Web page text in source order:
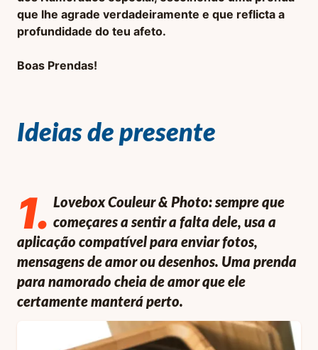
que lhe agrade verdadeiramente e que reflicta a
profundidade do teu afeto.
Boas Prendas!
Ideias de presente
1. Lovebox Couleur & Photo: sempre que
começares a sentir a falta dele, usa a
aplicação compatível para enviar fotos,
mensagens de amor ou desenhos. Uma prenda
para namorado cheia de amor que ele
certamente manterá perto.